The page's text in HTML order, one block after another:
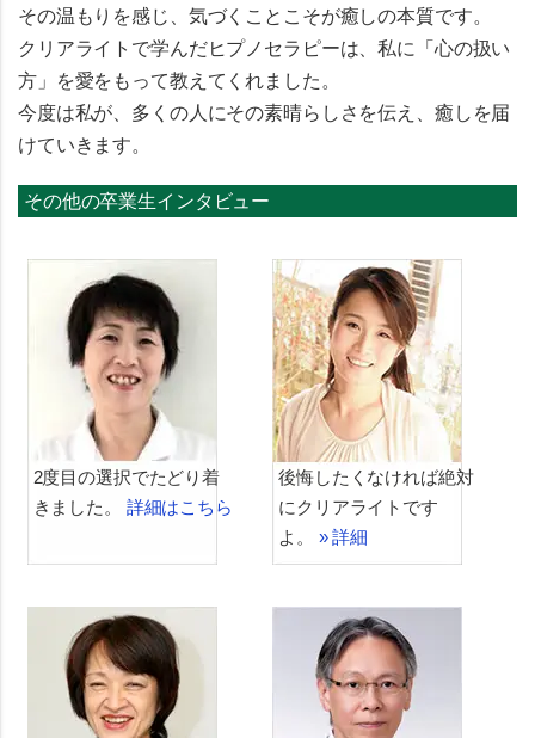
その温もりを感じ、気づくことこそが癒しの本質です。
クリアライトで学んだヒプノセラピーは、私に「心の扱い
方」を愛をもって教えてくれました。
今度は私が、多くの人にその素晴らしさを伝え、癒しを届
けていきます。
その他の卒業生インタビュー
2度目の選択でたどり着
きました。 詳細はこちら
後悔したくなければ絶対
にクリアライトです
よ。 » 詳細